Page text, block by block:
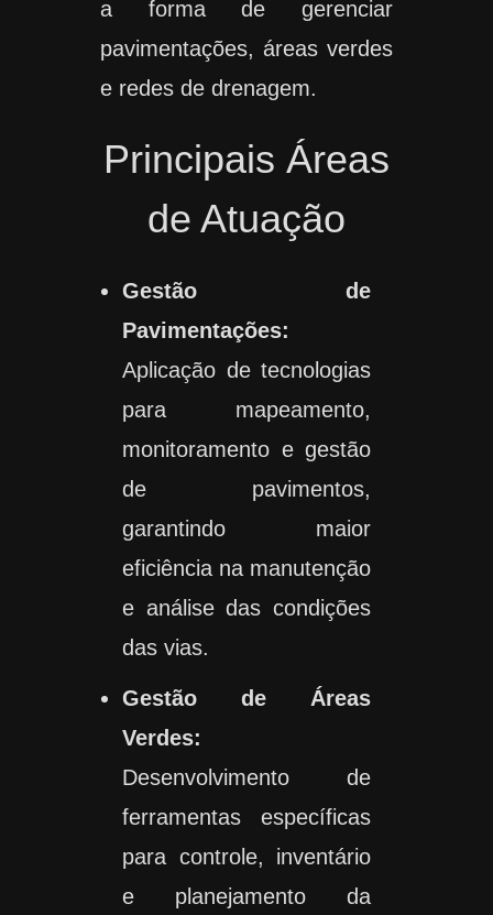
a forma de gerenciar
pavimentações, áreas verdes
e redes de drenagem.
Principais Áreas
de Atuação
Gestão de
Pavimentações:
Aplicação de tecnologias
para mapeamento,
monitoramento e gestão
de pavimentos,
garantindo maior
eficiência na manutenção
e análise das condições
das vias.
Gestão de Áreas
Verdes:
Desenvolvimento de
ferramentas específicas
para controle, inventário
e planejamento da